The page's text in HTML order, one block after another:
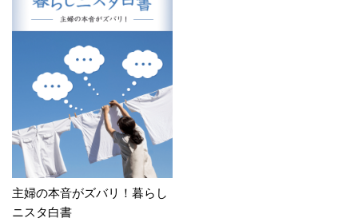
主婦の本音がズバリ！暮らし
ニスタ白書